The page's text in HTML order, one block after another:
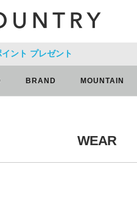
ント プレゼント
BRAND MOUNTAIN
WEAR